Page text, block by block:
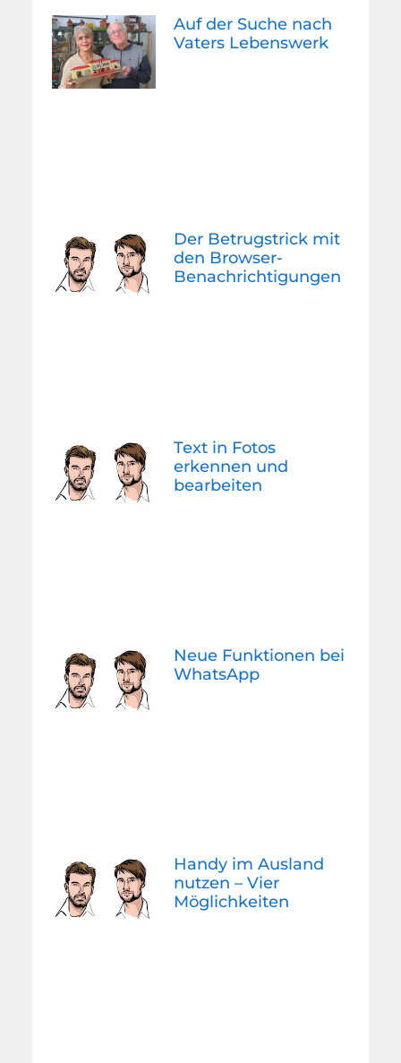
Auf der Suche nach
Vaters Lebenswerk
Der Betrugstrick mit
den Browser-
Benachrichtigungen
Text in Fotos
erkennen und
bearbeiten
Neue Funktionen bei
WhatsApp
Handy im Ausland
nutzen – Vier
Möglichkeiten